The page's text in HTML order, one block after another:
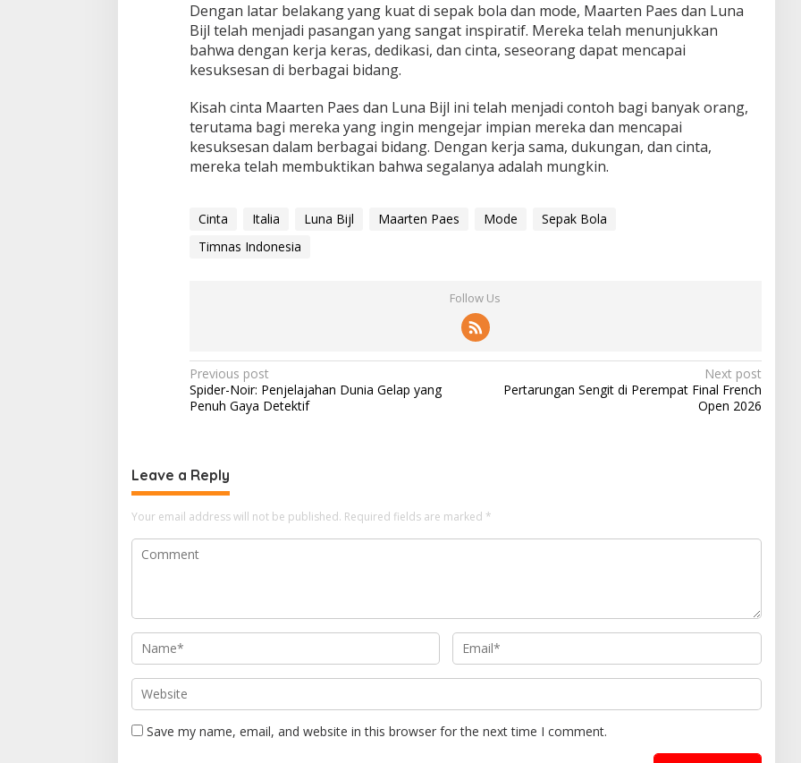
Dengan latar belakang yang kuat di sepak bola dan mode, Maarten Paes dan Luna
Bijl telah menjadi pasangan yang sangat inspiratif. Mereka telah menunjukkan
bahwa dengan kerja keras, dedikasi, dan cinta, seseorang dapat mencapai
kesuksesan di berbagai bidang.
Kisah cinta Maarten Paes dan Luna Bijl ini telah menjadi contoh bagi banyak orang,
terutama bagi mereka yang ingin mengejar impian mereka dan mencapai
kesuksesan dalam berbagai bidang. Dengan kerja sama, dukungan, dan cinta,
mereka telah membuktikan bahwa segalanya adalah mungkin.
Cinta Italia Luna Bijl Maarten Paes Mode
Sepak Bola
Timnas Indonesia
Follow Us
P
o
n
a
v
i
t
o
n
Previous post
Spider-Noir: Penjelajahan Dunia Gelap yang
Penuh Gaya Detektif
Next post
Pertarungan Sengit di Perempat Final French
Open 2026
Leave a Reply
Your email address will not be published. Required fields are marked *
Save my name, email, and website in this browser for the next time I comment.